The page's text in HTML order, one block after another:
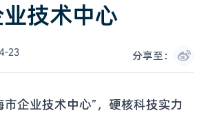
技术中心
23 分享至：
市企业技术中心”，硬核科技实力